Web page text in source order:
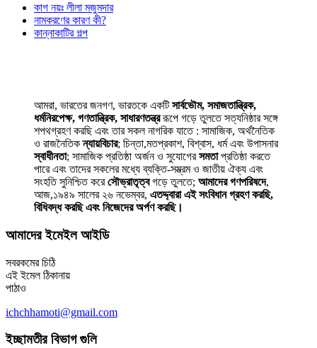
কাগ নয়ঃ লীলা মজুমদার
নামকরণের কারণ কী?
কান্নাকাটির গল্প
আমরা, ভারতের জনগণ, ভারতকে একটিসার্বভৌম, সমাজতান্ত্রিক,
ধর্মনিরপেক্ষ, গণতান্ত্রিক, সাধারণতন্ত্ররূপে গড়ে তুলতে সত্যনিষ্ঠার সঙ্গে
শপথগ্রহণ করছি এবং তার সকল নাগরিক যাতে : সামাজিক, অর্থনৈতিক
ও রাজনৈতিকন্যায়বিচার; চিন্তা,মতপ্রকাশ, বিশ্বাস, ধর্ম এবং উপাসনার
স্বাধীনতা; সামাজিক প্রতিষ্ঠা অর্জন ও সুযোগেরসমতাপ্রতিষ্ঠা করতে
পারে এবং তাদের সকলের মধ্যে ব্যক্তি-সম্ভ্রম ও জাতীয় ঐক্য এবং
সংহতি সুনিশ্চিত করেসৌভ্রাতৃত্বগড়ে তুলতে; আমাদের গণপরিষদে,
আজ,১৯৪৯ সালের ২৬ নভেম্বর, এতদ্দ্বারা এই সংবিধান গ্রহণ করছি,
বিধিবদ্ধ করছি এবং নিজেদের অর্পণ করছি।
আমাদের ইমেইল আইডি
সবরকমের চিঠি
এই ইমেল ঠিকানায়
পাঠাও
ichchhamoti@gmail.com
ইচ্ছামতীর বিভাগ গুলি